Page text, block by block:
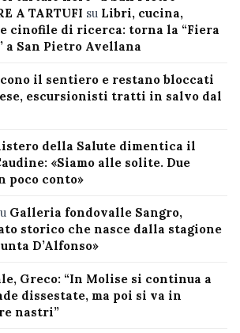
A TARTUFI su Libri, cucina,
cinofile di ricerca: torna la “Fiera
a San Pietro Avellana
il sentiero e restano bloccati
escursionisti tratti in salvo dal
della Salute dimentica il
«Siamo alle solite. Due
poco conto»
Galleria fondovalle Sangro,
storico che nasce dalla stagione
D’Alfonso»
Greco: “In Molise si continua a
dissestate, ma poi si va in
nastri”